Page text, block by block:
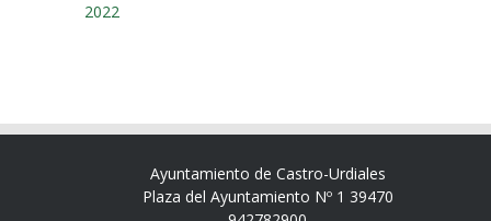
2022
Ayuntamiento de Castro-Urdiales
Plaza del Ayuntamiento Nº 1 39470